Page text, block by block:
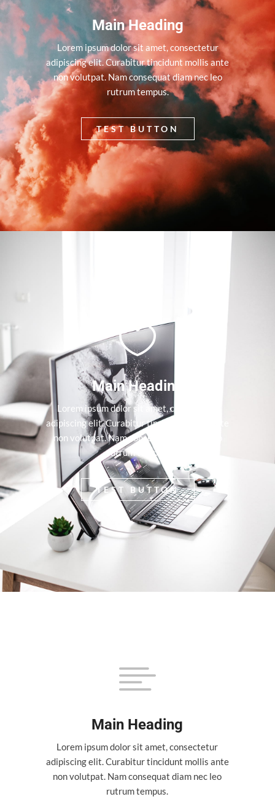
Main Heading
Lorem ipsum dolor sit amet, consectetur
adipiscing elit. Curabitur tincidunt mollis ante
non volutpat. Nam consequat diam nec leo
rutrum tempus.
TEST BUTTON

Main Heading
Lorem ipsum dolor sit amet, consectetur
adipiscing elit. Curabitur tincidunt mollis ante
non volutpat. Nam consequat diam nec leo
rutrum tempus.
TEST BUTTON

Main Heading
Lorem ipsum dolor sit amet, consectetur
adipiscing elit. Curabitur tincidunt mollis ante
non volutpat. Nam consequat diam nec leo
rutrum tempus.